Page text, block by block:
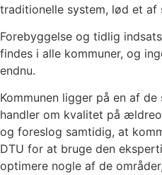
traditionelle system, lød et af
Forebyggelse og tidlig
findes i alle kommuner, og
endnu.
Kommunen ligger på en af
handler om kvalitet på
og foreslog samtidig, at
DTU for at bruge den
optimere nogle af de